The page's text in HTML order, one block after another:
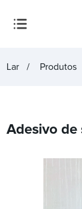
Lar Produtos
Adesivo de